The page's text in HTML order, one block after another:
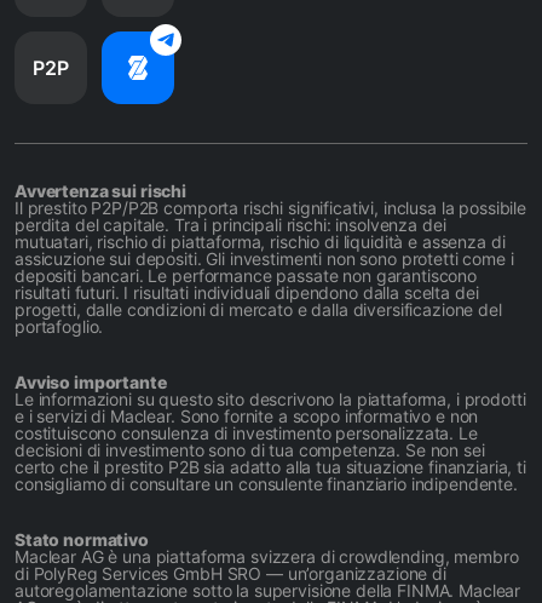
P2P
Avvertenza sui rischi
Il prestito P2P/P2B comporta rischi significativi, inclusa la possibile
perdita del capitale. Tra i principali rischi: insolvenza dei
mutuatari, rischio di piattaforma, rischio di liquidità e assenza di
assicuzione sui depositi. Gli investimenti non sono protetti come i
depositi bancari. Le performance passate non garantiscono
risultati futuri. I risultati individuali dipendono dalla scelta dei
progetti, dalle condizioni di mercato e dalla diversificazione del
portafoglio.
Avviso importante
Le informazioni su questo sito descrivono la piattaforma, i prodotti
e i servizi di Maclear. Sono fornite a scopo informativo e non
costituiscono consulenza di investimento personalizzata. Le
decisioni di investimento sono di tua competenza. Se non sei
certo che il prestito P2B sia adatto alla tua situazione finanziaria, ti
consigliamo di consultare un consulente finanziario indipendente.
Stato normativo
Maclear AG è una piattaforma svizzera di crowdlending, membro
di PolyReg Services GmbH SRO — un’organizzazione di
autoregolamentazione sotto la supervisione della FINMA. Maclear